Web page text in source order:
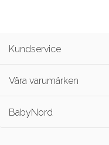
Kundservice
Våra varumärken
BabyNord